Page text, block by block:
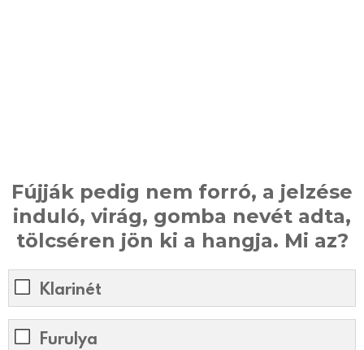
Fújják pedig nem forró, a jelzése
induló, virág, gomba nevét adta,
tölcséren jön ki a hangja. Mi az?
Klarinét
Furulya